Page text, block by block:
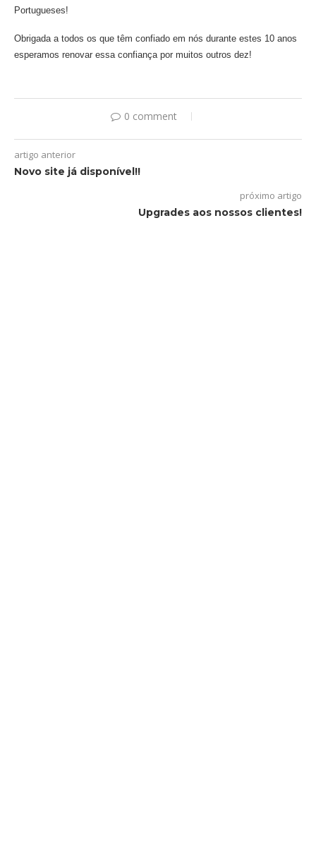
Portugueses!
Obrigada a todos os que têm confiado em nós durante estes 10 anos
esperamos renovar essa confiança por muitos outros dez!
0 comment
artigo anterior
Novo site já disponível!!
próximo artigo
Upgrades aos nossos clientes!